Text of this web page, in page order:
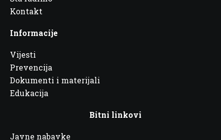
Kontakt
Informacije
Vijesti
Prevencija
Dokumenti i materijali
Edukacija
Bitni linkovi
Javne nabavke